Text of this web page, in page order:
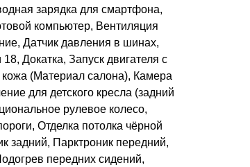
зарядка для смартфона,
компьютер, Вентиляция
Датчик давления в шинах,
Докатка, Запуск двигателя с
(Материал салона), Камера
для детского кресла (задний
рулевое колесо,
Отделка потолка чёрной
задний, Парктроник передний,
передних сидений,